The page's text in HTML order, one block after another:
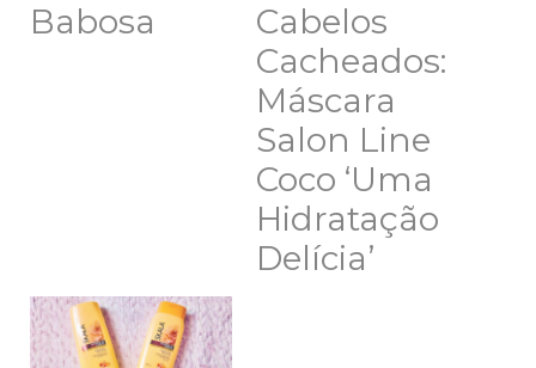
Babosa
Cabelos
Cacheados:
Máscara
Salon Line
Coco ‘Uma
Hidratação
Delícia’